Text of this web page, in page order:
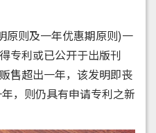
则及一年优惠期原则)一
专利或已公开于出版刊
售超出一年，该发明即丧
，则仍具有申请专利之新